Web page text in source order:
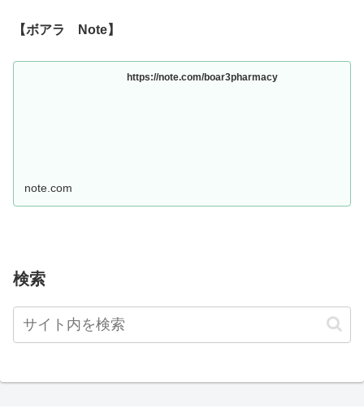
【ボアラ Note】
https://note.com/boar3pharmacy
note.com
検索